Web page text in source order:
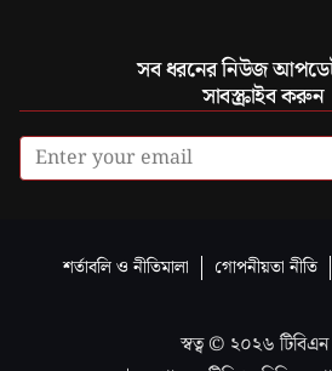
সব ধরনের নিউজ
সাবস্ক্রাইব করুন
শর্তাবলি ও নীতিমালা গোপনীয়তা নীতি
স্বত্ব © ২০২৬